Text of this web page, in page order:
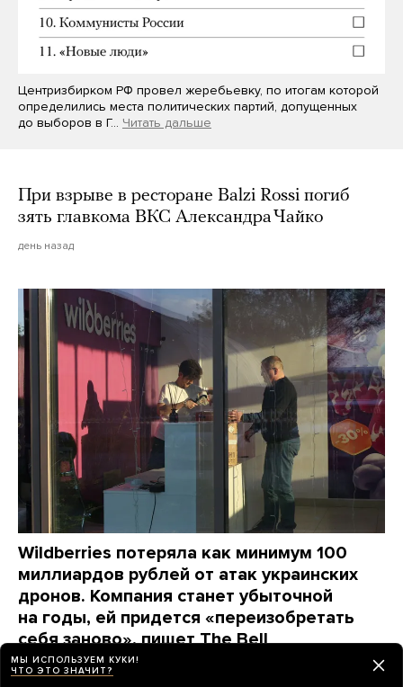
Центризбирком РФ провел жеребьевку, по итогам которой
определились места политических партий, допущенных
до выборов в Г… Читать дальше
При взрыве в ресторане Balzi Rossi погиб
зять главкома ВКС Александра Чайко
день назад
Wildberries потеряла как минимум 100
миллиардов рублей от атак украинских
дронов. Компания станет убыточной
на годы, ей придется «переизобретать
себя заново», пишет The Bell
НОВОСТИ день назад
МЫ ИСПОЛЬЗУЕМ КУКИ!
ЧТО ЭТО ЗНАЧИТ?